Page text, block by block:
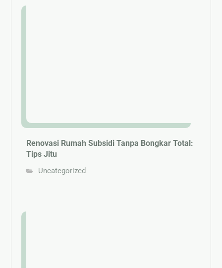
Renovasi Rumah Subsidi Tanpa Bongkar Total:
Tips Jitu
Uncategorized